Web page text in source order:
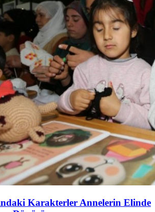
Karakterler Annelerin Elinde